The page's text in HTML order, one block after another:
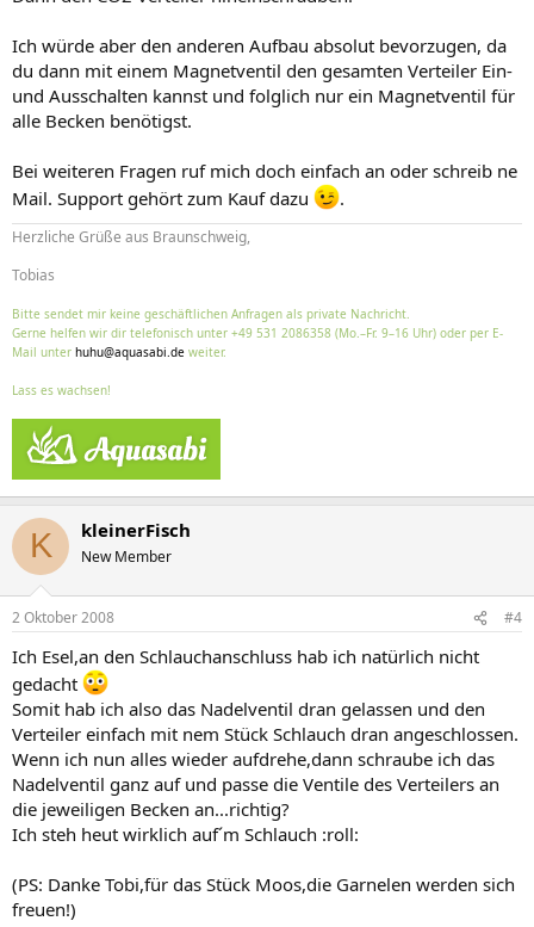
Ich würde aber den anderen Aufbau absolut bevorzugen, da
du dann mit einem Magnetventil den gesamten Verteiler Ein-
und Ausschalten kannst und folglich nur ein Magnetventil für
alle Becken benötigst.
Bei weiteren Fragen ruf mich doch einfach an oder schreib ne
Mail. Support gehört zum Kauf dazu
.
Herzliche Grüße aus Braunschweig,
Tobias
Bitte sendet mir keine geschäftlichen Anfragen als private Nachricht.
Gerne helfen wir dir telefonisch unter +49 531 2086358 (Mo.–Fr. 9–16 Uhr) oder per E-
Mail unter huhu@aquasabi.de weiter.
Lass es wachsen!
K kleinerFisch
New Member
2 Oktober 2008 #4
Ich Esel,an den Schlauchanschluss hab ich natürlich nicht
gedacht
Somit hab ich also das Nadelventil dran gelassen und den
Verteiler einfach mit nem Stück Schlauch dran angeschlossen.
Wenn ich nun alles wieder aufdrehe,dann schraube ich das
Nadelventil ganz auf und passe die Ventile des Verteilers an
die jeweiligen Becken an...richtig?
Ich steh heut wirklich auf´m Schlauch :roll:
(PS: Danke Tobi,für das Stück Moos,die Garnelen werden sich
freuen!)